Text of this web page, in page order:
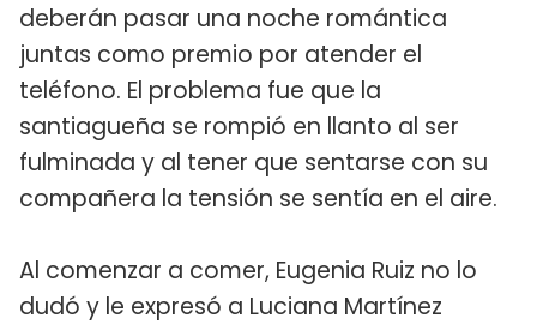
deberán pasar una noche romántica
juntas como premio por atender el
teléfono. El problema fue que la
santiagueña se rompió en llanto al ser
fulminada y al tener que sentarse con su
compañera la tensión se sentía en el aire.
Al comenzar a comer, Eugenia Ruiz no lo
dudó y le expresó a Luciana Martínez